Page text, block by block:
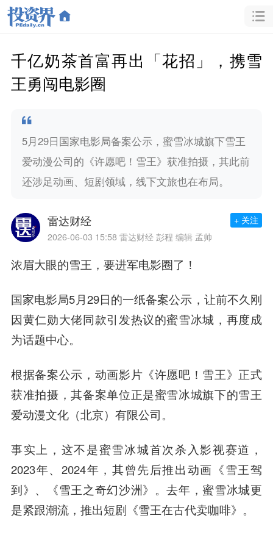
千亿奶茶首富再出「花招」，携雪
王勇闯电影圈
5月29日国家电影局备案公示，蜜雪冰城旗下雪王
爱动漫公司的《许愿吧！雪王》获准拍摄，其此前
还涉足动画、短剧领域，线下文旅也在布局。
雷达财经
2026-06-03 15:58 雷达财经 彭程 编辑 孟帅
+ 关注
浓眉大眼的雪王，要进军电影圈了！
国家电影局5月29日的一纸备案公示，让前不久刚
因黄仁勋大佬同款引发热议的蜜雪冰城，再度成
为话题中心。
根据备案公示，动画影片《许愿吧！雪王》正式
获准拍摄，其备案单位正是蜜雪冰城旗下的雪王
爱动漫文化（北京）有限公司。
事实上，这不是蜜雪冰城首次杀入影视赛道，
2023年、2024年，其曾先后推出动画《雪王驾
到》、《雪王之奇幻沙洲》。去年，蜜雪冰城更
是紧跟潮流，推出短剧《雪王在古代卖咖啡》。